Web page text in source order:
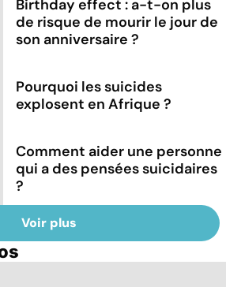
Birthday effect : a-t-on plus
de risque de mourir le jour de
son anniversaire ?
Pourquoi les suicides
explosent en Afrique ?
Comment aider une personne
qui a des pensées suicidaires
?
Voir plus